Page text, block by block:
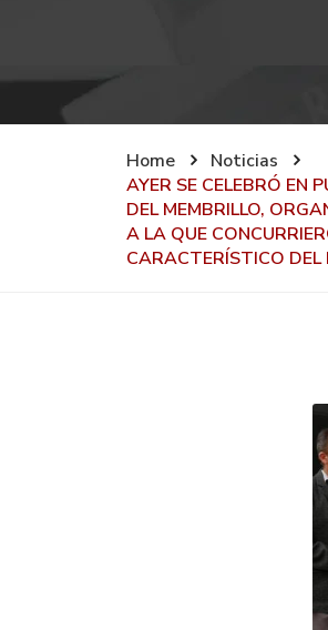
Home
Noticias
AYER SE CELEBRÓ EN
DEL MEMBRILLO,
A LA QUE
CARACTERÍSTICO DEL